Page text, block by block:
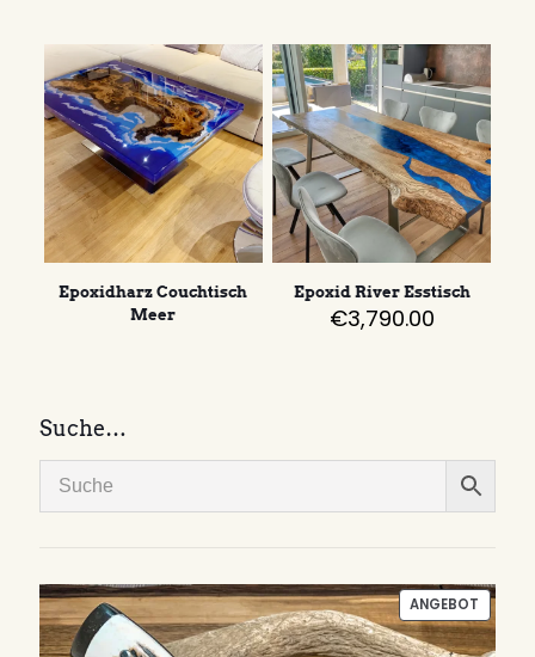
Epoxidharz Couchtisch
Meer
Epoxid River Esstisch
€3,790.00
Suche…
ANGEBOT
IM